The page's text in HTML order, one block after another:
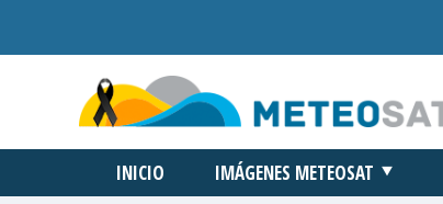
INICIO IMÁGENES METEOSAT